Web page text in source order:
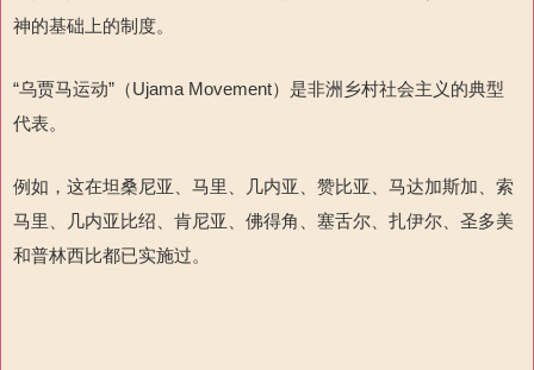
神的基础上的制度。
“乌贾马运动”（Ujama Movement）是非洲乡村社会主义的典型
代表。
例如，这在坦桑尼亚、马里、几内亚、赞比亚、马达加斯加、索
马里、几内亚比绍、肯尼亚、佛得角、塞舌尔、扎伊尔、圣多美
和普林西比都已实施过。